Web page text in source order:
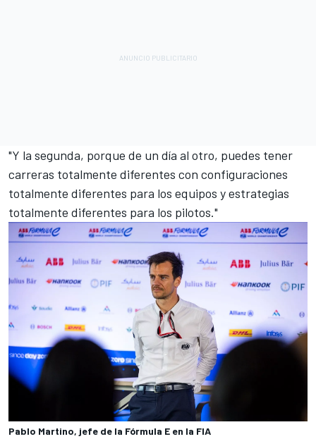
"Y la segunda, porque de un día al otro, puedes tener
carreras totalmente diferentes con configuraciones
totalmente diferentes para los equipos y estrategias
totalmente diferentes para los pilotos."
Pablo Martino, jefe de la Fórmula E en la FIA